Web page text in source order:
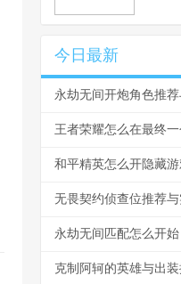
今日最新
永劫无间开炮角色推
王者荣耀怎么在最终一
和平精英怎么开隐藏
无畏契约侦查位推荐
永劫无间匹配怎么开始
克制阿轲的英雄与出